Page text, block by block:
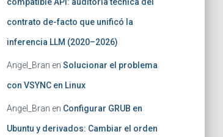
contrato de-facto que unificó la
inferencia LLM (2020–2026)
Angel_Bran en Solucionar el problema
con VSYNC en Linux
Angel_Bran en Configurar GRUB en
Ubuntu y derivados: Cambiar el orden